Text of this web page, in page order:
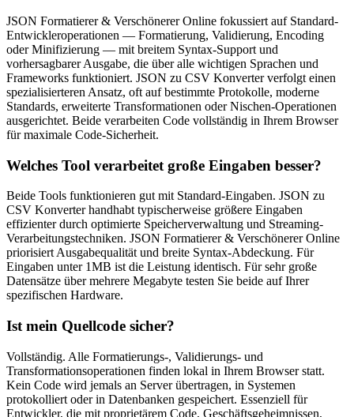
JSON Formatierer & Verschönerer Online fokussiert auf Standard-
Entwickleroperationen — Formatierung, Validierung, Encoding
oder Minifizierung — mit breitem Syntax-Support und
vorhersagbarer Ausgabe, die über alle wichtigen Sprachen und
Frameworks funktioniert. JSON zu CSV Konverter verfolgt einen
spezialisierteren Ansatz, oft auf bestimmte Protokolle, moderne
Standards, erweiterte Transformationen oder Nischen-Operationen
ausgerichtet. Beide verarbeiten Code vollständig in Ihrem Browser
für maximale Code-Sicherheit.
Welches Tool verarbeitet große Eingaben besser?
Beide Tools funktionieren gut mit Standard-Eingaben. JSON zu
CSV Konverter handhabt typischerweise größere Eingaben
effizienter durch optimierte Speicherverwaltung und Streaming-
Verarbeitungstechniken. JSON Formatierer & Verschönerer Online
priorisiert Ausgabequalität und breite Syntax-Abdeckung. Für
Eingaben unter 1MB ist die Leistung identisch. Für sehr große
Datensätze über mehrere Megabyte testen Sie beide auf Ihrer
spezifischen Hardware.
Ist mein Quellcode sicher?
Vollständig. Alle Formatierungs-, Validierungs- und
Transformationsoperationen finden lokal in Ihrem Browser statt.
Kein Code wird jemals an Server übertragen, in Systemen
protokolliert oder in Datenbanken gespeichert. Essenziell für
Entwickler, die mit proprietärem Code, Geschäftsgeheimnissen,